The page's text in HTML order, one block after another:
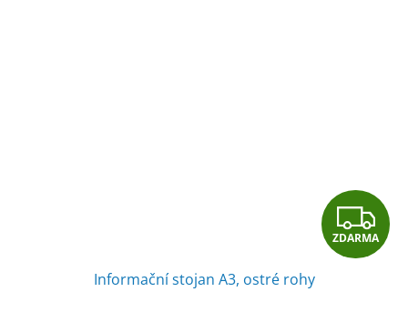
Z
D
ZDARMA
Informační stojan A3, ostré rohy